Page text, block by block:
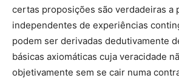
certas proposições são verdadeiras a
independentes de experiências
podem ser derivadas dedutivamente
básicas axiomáticas cuja veracidade
objetivamente sem se cair numa